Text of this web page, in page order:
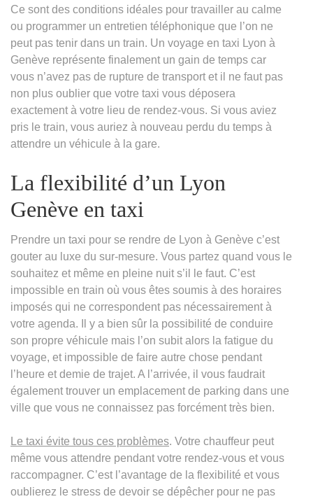
Ce sont des conditions idéales pour travailler au calme
ou programmer un entretien téléphonique que l’on ne
peut pas tenir dans un train. Un voyage en taxi Lyon à
Genève représente finalement un gain de temps car
vous n’avez pas de rupture de transport et il ne faut pas
non plus oublier que votre taxi vous déposera
exactement à votre lieu de rendez-vous. Si vous aviez
pris le train, vous auriez à nouveau perdu du temps à
attendre un véhicule à la gare.
La flexibilité d’un Lyon
Genève en taxi
Prendre un taxi pour se rendre de Lyon à Genève c’est
gouter au luxe du sur-mesure. Vous partez quand vous le
souhaitez et même en pleine nuit s’il le faut. C’est
impossible en train où vous êtes soumis à des horaires
imposés qui ne correspondent pas nécessairement à
votre agenda. Il y a bien sûr la possibilité de conduire
son propre véhicule mais l’on subit alors la fatigue du
voyage, et impossible de faire autre chose pendant
l’heure et demie de trajet. A l’arrivée, il vous faudrait
également trouver un emplacement de parking dans une
ville que vous ne connaissez pas forcément très bien.
Le taxi évite tous ces problèmes. Votre chauffeur peut
même vous attendre pendant votre rendez-vous et vous
raccompagner. C’est l’avantage de la flexibilité et vous
oublierez le stress de devoir se dépêcher pour ne pas